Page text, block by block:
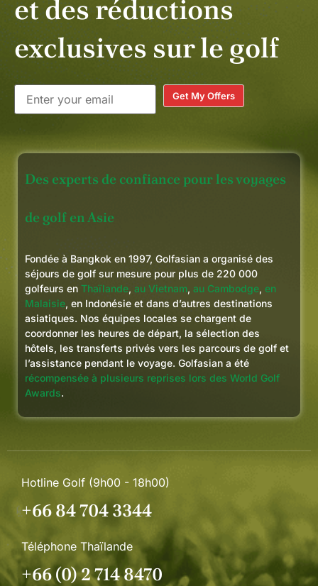
et des réductions
exclusives sur le golf
Get My Offers
Des experts de confiance pour les voyages
de golf en Asie
Fondée à Bangkok en 1997, Golfasian a organisé des
séjours de golf sur mesure pour plus de 220 000
golfeurs en Thaïlande, au Vietnam, au Cambodge, en
Malaisie, en Indonésie et dans d’autres destinations
asiatiques. Nos équipes locales se chargent de
coordonner les heures de départ, la sélection des
hôtels, les transferts privés vers les parcours de golf et
l’assistance pendant le voyage. Golfasian a été
récompensée à plusieurs reprises lors des World Golf
Awards.
Hotline Golf (9h00 - 18h00)
+66 84 704 3344
Téléphone Thaïlande
+66 (0) 2 714 8470